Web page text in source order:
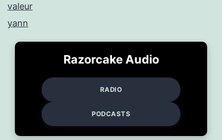
valeur
yann
Razorcake Audio
RADIO
PODCASTS